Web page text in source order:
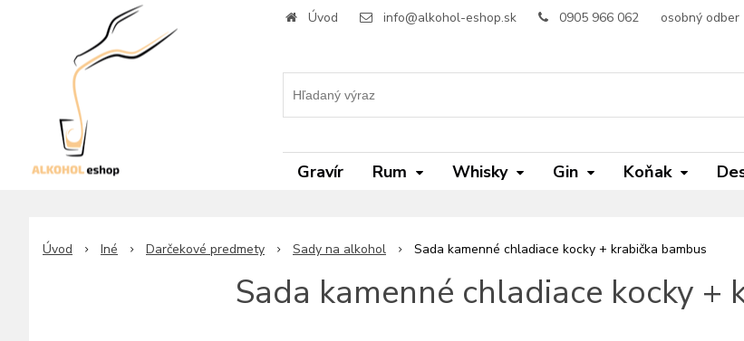
Úvod info@alkohol-eshop.sk 0905 966 062 osobný odber
Gravír Rum Whisky Gin Koňak
Úvod Iné Darčekové predmety Sady na alkohol Sada kamenné chladiace kocky + krabička bambus
Sada kamenné chladiace kocky +